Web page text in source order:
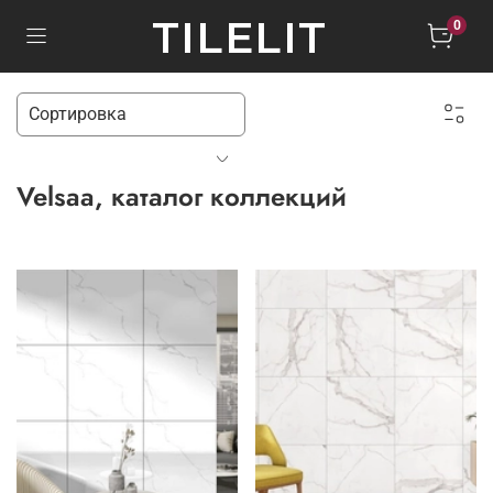
TILELIT 0
Velsaa, каталог коллекций